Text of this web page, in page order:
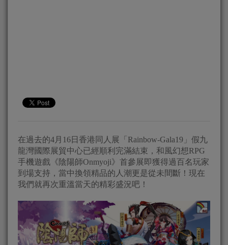
在過去的4月16日香港同人展「Rainbow-Gala19」假九
龍灣國際展貿中心已經順利完滿結束，和風幻想RPG
手機遊戲《陰陽師Onmyoji》首參展即獲得過百名玩家
到場支持，當中換領精品的人潮更是從未間斷！現在
我們就再次重溫當天的精彩盛況吧！